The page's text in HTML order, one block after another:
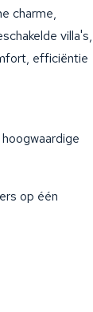
charme,
villa's,
efficiëntie
op één